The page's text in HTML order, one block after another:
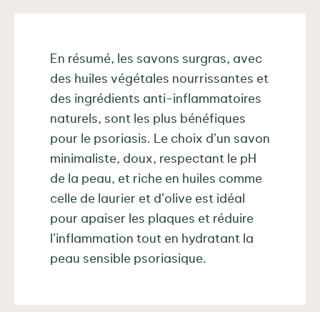
En résumé, les savons surgras, avec
des huiles végétales nourrissantes et
des ingrédients anti-inflammatoires
naturels, sont les plus bénéfiques
pour le psoriasis. Le choix d’un savon
minimaliste, doux, respectant le pH
de la peau, et riche en huiles comme
celle de laurier et d’olive est idéal
pour apaiser les plaques et réduire
l’inflammation tout en hydratant la
peau sensible psoriasique.